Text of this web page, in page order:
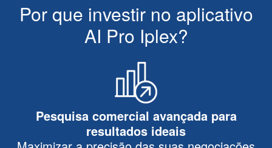
Por que investir no aplicativo
AI Pro Iplex?
Pesquisa comercial avançada para
resultados ideais